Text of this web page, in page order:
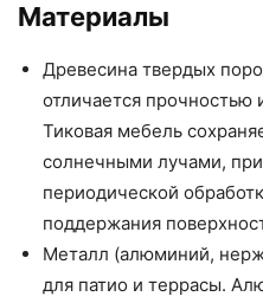
Материалы
Древесина твердых
отличается прочностью
Тиковая мебель
солнечными лучами,
периодической
поддержания
Металл (алюминий,
для патио и террасы.